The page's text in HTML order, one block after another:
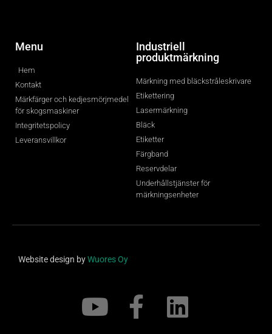
Menu
Hem
Kontakt
Märkfärger och kedjesmörjmedel
för skogsmaskiner
Integritetspolicy
Leveransvillkor
Industriell
produktmärkning
Märkning med bläckstråleskrivare
Etikettering
Lasermärkning
Bläck
Etiketter
Färgband
Reservdelar
Underhållstjänster för
märkningsenheter
Website design byWuores Oy